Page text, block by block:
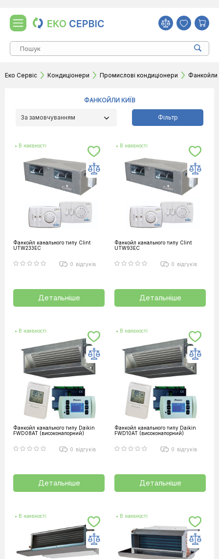
Еко Сервіс Кондиціонери Промислові кондиціонери Фанкойли
ФАНКОЙЛИ КИЇВ
Фільтр
За замовчуванням
• В наявності
Фанкойл канального типу Clint
UTW233EC
0 відгуків
Детальніше
• В наявності
Фанкойл канального типу Clint
UTW93EC
0 відгуків
Детальніше
• В наявності
Фанкойл канального типу Daikin
FWD08AT (високонапорний)
0 відгуків
Детальніше
• В наявності
Фанкойл канального типу Daikin
FWD10AT (високонапорний)
0 відгуків
Детальніше
• В наявності • В наявності